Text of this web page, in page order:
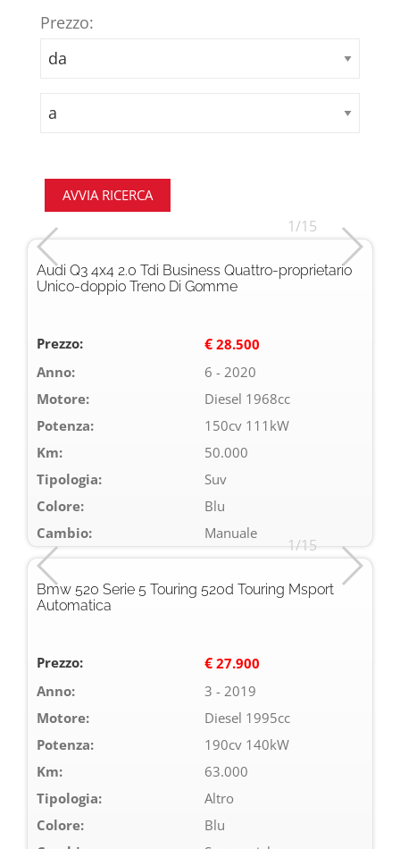
Prezzo:
1/15
Audi Q3 4x4 2.0 Tdi Business Quattro-proprietario
Unico-doppio Treno Di Gomme
Prezzo: € 28.500
Anno:
6 - 2020
Motore:
Diesel 1968cc
Potenza:
150cv 111kW
Km:
50.000
Tipologia:
Suv
Colore:
Blu
Cambio:
Manuale
1/15
Bmw 520 Serie 5 Touring 520d Touring Msport
Automatica
Prezzo: € 27.900
Anno:
3 - 2019
Motore:
Diesel 1995cc
Potenza:
190cv 140kW
Km:
63.000
Tipologia:
Altro
Colore:
Blu